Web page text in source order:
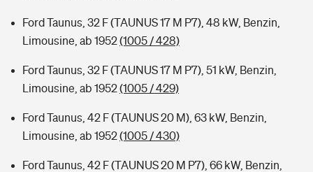
Ford Taunus, 32 F (TAUNUS 17 M P7), 48 kW, Benzin,
Limousine, ab 1952(1005 / 428)
Ford Taunus, 32 F (TAUNUS 17 M P7), 51 kW, Benzin,
Limousine, ab 1952(1005 / 429)
Ford Taunus, 42 F (TAUNUS 20 M), 63 kW, Benzin,
Limousine, ab 1952(1005 / 430)
Ford Taunus, 42 F (TAUNUS 20 M P7), 66 kW, Benzin,